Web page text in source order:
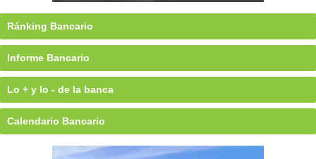
Ránking Bancario
Informe Bancario
Lo + y lo - de la banca
Calendario Bancario